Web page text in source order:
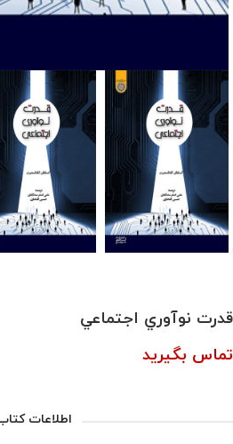
قدرت نوآوري اجتماعي
تماس بگیرید
اطلاعات